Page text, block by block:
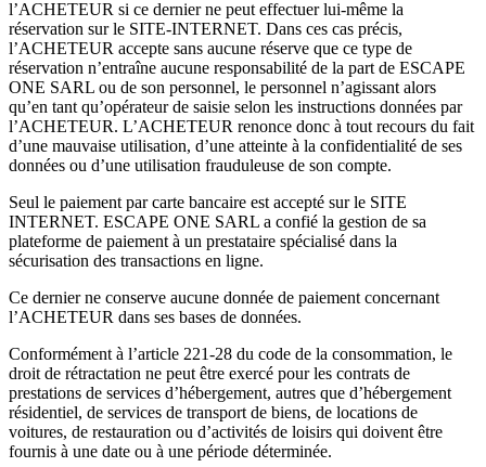
l’ACHETEUR si ce dernier ne peut effectuer lui-même la
réservation sur le SITE-INTERNET. Dans ces cas précis,
l’ACHETEUR accepte sans aucune réserve que ce type de
réservation n’entraîne aucune responsabilité de la part de ESCAPE
ONE SARL ou de son personnel, le personnel n’agissant alors
qu’en tant qu’opérateur de saisie selon les instructions données par
l’ACHETEUR. L’ACHETEUR renonce donc à tout recours du fait
d’une mauvaise utilisation, d’une atteinte à la confidentialité de ses
données ou d’une utilisation frauduleuse de son compte.
Seul le paiement par carte bancaire est accepté sur le SITE
INTERNET. ESCAPE ONE SARL a confié la gestion de sa
plateforme de paiement à un prestataire spécialisé dans la
sécurisation des transactions en ligne.
Ce dernier ne conserve aucune donnée de paiement concernant
l’ACHETEUR dans ses bases de données.
Conformément à l’article 221-28 du code de la consommation, le
droit de rétractation ne peut être exercé pour les contrats de
prestations de services d’hébergement, autres que d’hébergement
résidentiel, de services de transport de biens, de locations de
voitures, de restauration ou d’activités de loisirs qui doivent être
fournis à une date ou à une période déterminée.